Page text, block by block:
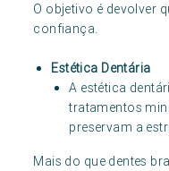
O objetivo é devolver
confiança.
Estética Dentária
A estética
tratamentos
preservam a
Mais do que dentes